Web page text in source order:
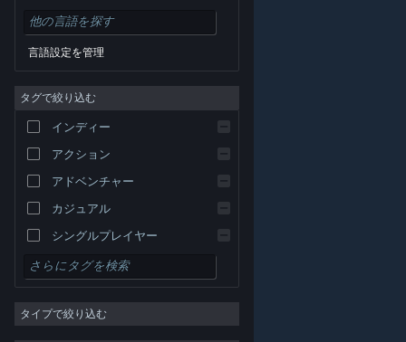
国およびその他の国の各社が所有します。プライバシー
ポリシー|リーガル|アクセシビリティ|Steam 利
用規約|返金| Cookie
デンマーク語
ドイツ語
英語
スペイン語 - スペイン
スペイン語－ラテンアメリカ
ギリシャ語
言語設定を管理
タグで絞り込む
インディー
アクション
アドベンチャー
カジュアル
シングルプレイヤー
シミュレーション
RPG
ストラテジー
タイプで絞り込む